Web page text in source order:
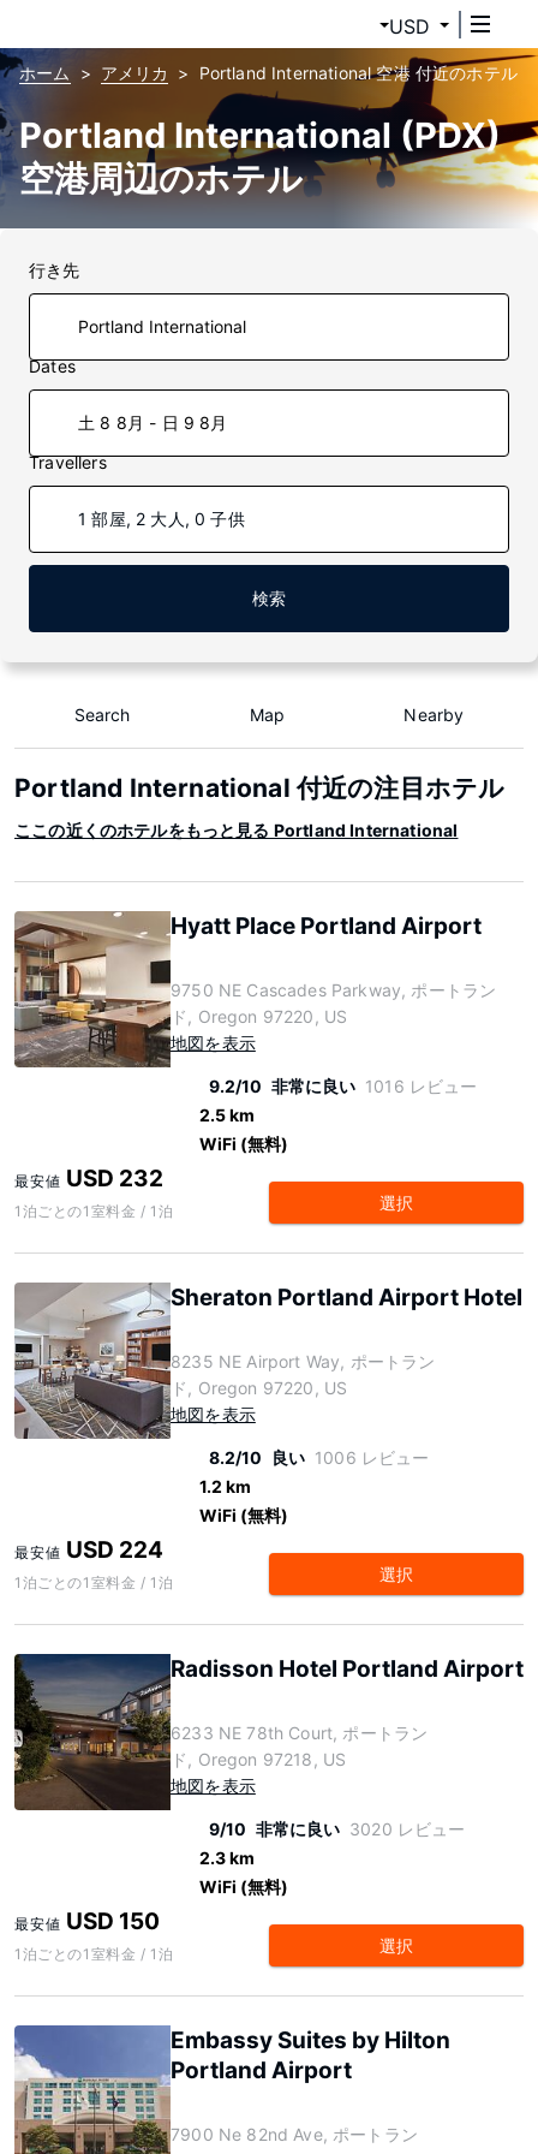
USD
ホーム アメリカ Portland International 空港 付近のホテル
Portland International (PDX)
空港周辺のホテル
行き先
Dates
土 8 8月 - 日 9 8月
Travellers
1 部屋, 2 大人, 0 子供
検索
Search Map Nearby
Portland International 付近の注目ホテル
ここの近くのホテルをもっと見る Portland International
Hyatt Place Portland Airport
9750 NE Cascades Parkway, ポートラン
ド, Oregon 97220, US
地図を表示
9.2/10 非常に良い 1016 レビュー
2.5 km
WiFi (無料)
最安値 USD 232
1泊ごとの1室料金 / 1泊 選択
Sheraton Portland Airport Hotel
8235 NE Airport Way, ポートラン
ド, Oregon 97220, US
地図を表示
8.2/10 良い 1006 レビュー
1.2 km
WiFi (無料)
最安値 USD 224
1泊ごとの1室料金 / 1泊 選択
Radisson Hotel Portland Airport
6233 NE 78th Court, ポートラン
ド, Oregon 97218, US
地図を表示
9/10 非常に良い 3020 レビュー
2.3 km
WiFi (無料)
最安値 USD 150
1泊ごとの1室料金 / 1泊 選択
Embassy Suites by Hilton
Portland Airport
7900 Ne 82nd Ave, ポートラン